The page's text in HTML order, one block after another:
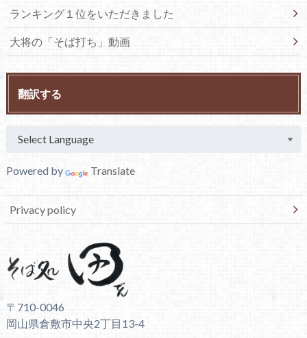
ランキング１位をいただきました
大将の「そば打ち」動画
翻訳する
Powered by Translate
Privacy policy
〒710-0046
岡山県倉敷市中央2丁目13-4